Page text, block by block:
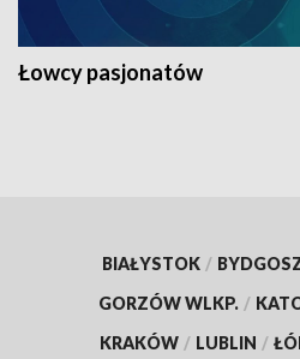
Łowcy pasjonatów
BIAŁYSTOK /
GORZÓW WLKP. /
KRAKÓW / LUBLIN /